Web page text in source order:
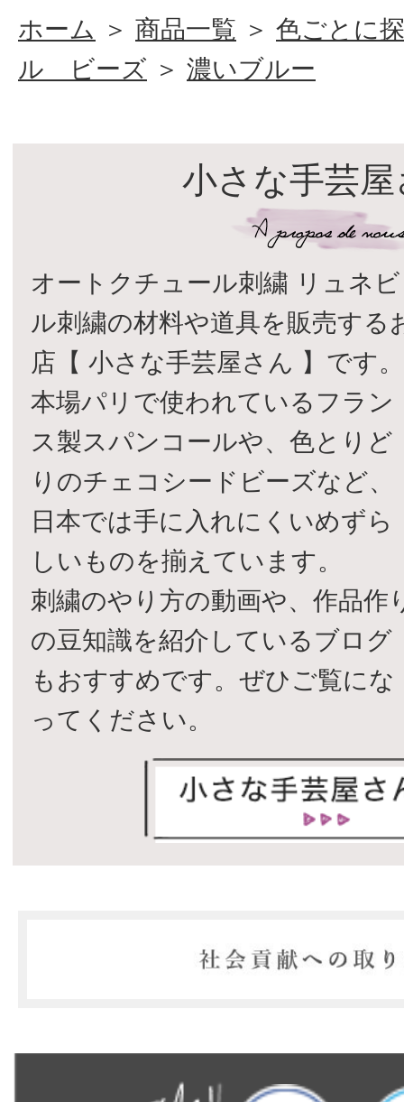
ホーム ＞ 商品一覧 ＞ 色ごとに
ル ビーズ ＞ 濃いブルー
小さな手芸
オートクチュール刺繍 リュネビ
ル刺繍の材料や道具を販売する
店【 小さな手芸屋さん 】です。
本場パリで使われているフラン
ス製スパンコールや、色とりど
りのチェコシードビーズなど、
日本では手に入れにくいめずら
しいものを揃えています。
刺繍のやり方の動画や、作品作
の豆知識を紹介しているブログ
もおすすめです。ぜひご覧にな
ってください。